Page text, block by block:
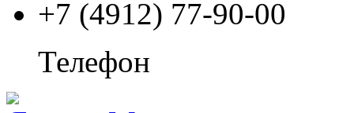
+7 (4912) 77-90-00
Телефон